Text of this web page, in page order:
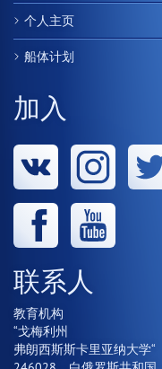
个人主页
船体计划
加入
联系人
教育机构
“戈梅利州
弗朗西斯斯卡里亚纳大学“